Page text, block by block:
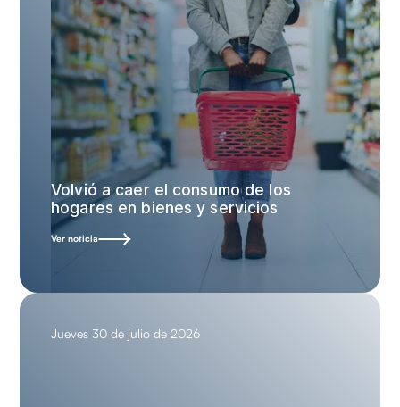
Volvió a caer el consumo de los
hogares en bienes y servicios
Ver noticia
Jueves 30 de julio de 2026